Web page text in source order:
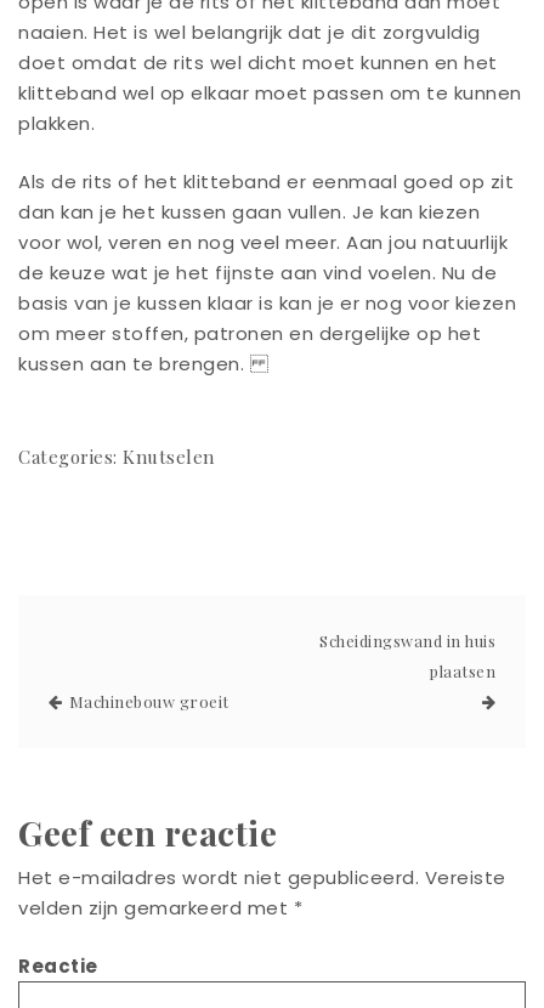
naaien. Het is wel belangrijk dat je dit zorgvuldig
doet omdat de rits wel dicht moet kunnen en het
klitteband wel op elkaar moet passen om te kunnen
plakken.
Als de rits of het klitteband er eenmaal goed op zit
dan kan je het kussen gaan vullen. Je kan kiezen
voor wol, veren en nog veel meer. Aan jou natuurlijk
de keuze wat je het fijnste aan vind voelen. Nu de
basis van je kussen klaar is kan je er nog voor kiezen
om meer stoffen, patronen en dergelijke op het
kussen aan te brengen.
Categories: Knutselen
Machinebouw groeit
Scheidingswand in huis
plaatsen
Geef een reactie
Het e-mailadres wordt niet gepubliceerd. Vereiste
velden zijn gemarkeerd met *
Reactie